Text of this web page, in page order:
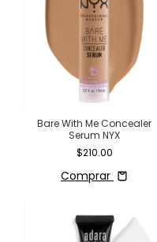
Bare With Me Concealer
Serum NYX
$210.00
Comprar